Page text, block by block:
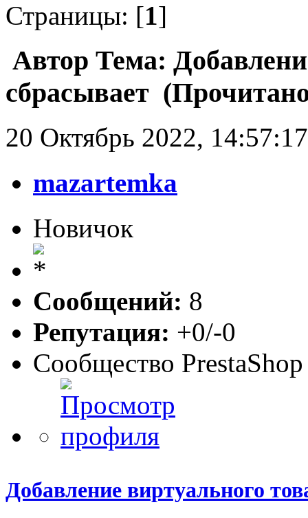
Страницы: [1]
Автор Тема:
сбрасывает
20 Октябрь 2022, 14:57:17
mazartemka
Новичок
Сообщений: 8
Репутация: +0/-0
Сообщество PrestaShop
Добавление виртуального